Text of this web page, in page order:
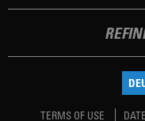
TERMS OF USE